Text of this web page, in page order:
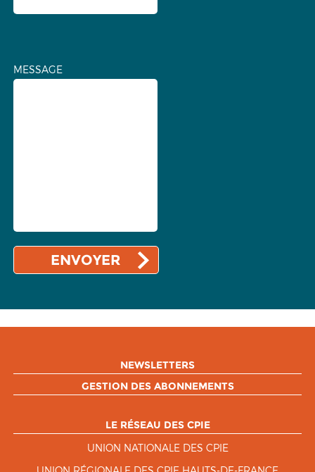
MESSAGE
NEWSLETTERS
GESTION DES ABONNEMENTS
LE RÉSEAU DES CPIE
UNION NATIONALE DES CPIE